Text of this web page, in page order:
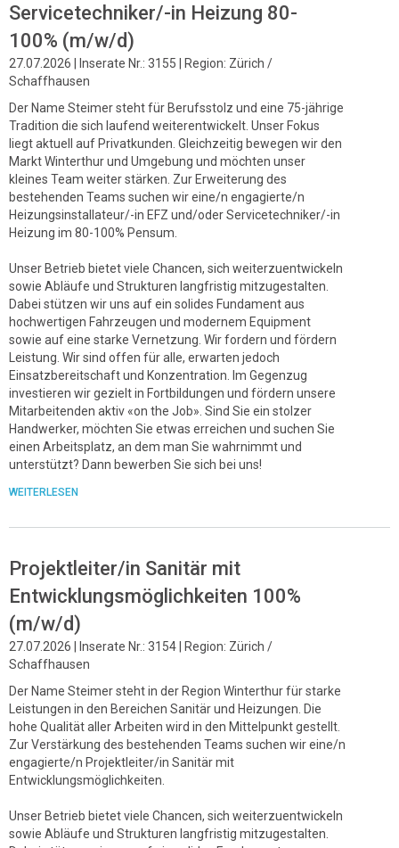
Servicetechniker/-in Heizung 80-
100% (m/w/d)
27.07.2026 | Inserate Nr.: 3155 | Region: Zürich /
Schaffhausen
Der Name Steimer steht für Berufsstolz und eine 75-jährige
Tradition die sich laufend weiterentwickelt. Unser Fokus
liegt aktuell auf Privatkunden. Gleichzeitig bewegen wir den
Markt Winterthur und Umgebung und möchten unser
kleines Team weiter stärken. Zur Erweiterung des
bestehenden Teams suchen wir eine/n engagierte/n
Heizungsinstallateur/-in EFZ und/oder Servicetechniker/-in
Heizung im 80-100% Pensum.
Unser Betrieb bietet viele Chancen, sich weiterzuentwickeln
sowie Abläufe und Strukturen langfristig mitzugestalten.
Dabei stützen wir uns auf ein solides Fundament aus
hochwertigen Fahrzeugen und modernem Equipment
sowie auf eine starke Vernetzung. Wir fordern und fördern
Leistung. Wir sind offen für alle, erwarten jedoch
Einsatzbereitschaft und Konzentration. Im Gegenzug
investieren wir gezielt in Fortbildungen und fördern unsere
Mitarbeitenden aktiv «on the Job». Sind Sie ein stolzer
Handwerker, möchten Sie etwas erreichen und suchen Sie
einen Arbeitsplatz, an dem man Sie wahrnimmt und
unterstützt? Dann bewerben Sie sich bei uns!
WEITERLESEN
Projektleiter/in Sanitär mit
Entwicklungsmöglichkeiten 100%
(m/w/d)
27.07.2026 | Inserate Nr.: 3154 | Region: Zürich /
Schaffhausen
Der Name Steimer steht in der Region Winterthur für starke
Leistungen in den Bereichen Sanitär und Heizungen. Die
hohe Qualität aller Arbeiten wird in den Mittelpunkt gestellt.
Zur Verstärkung des bestehenden Teams suchen wir eine/n
engagierte/n Projektleiter/in Sanitär mit
Entwicklungsmöglichkeiten.
Unser Betrieb bietet viele Chancen, sich weiterzuentwickeln
sowie Abläufe und Strukturen langfristig mitzugestalten.